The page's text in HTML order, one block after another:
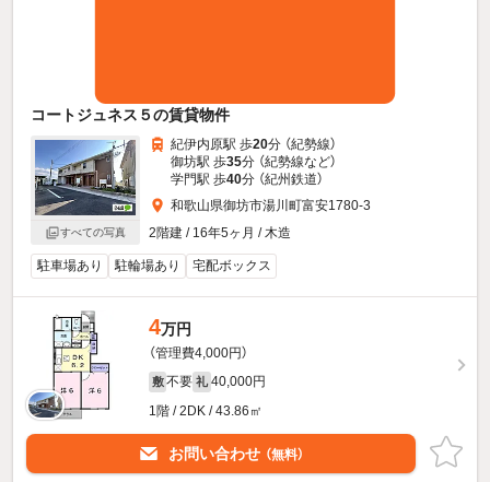
コートジュネス５の賃貸物件
すべての写真
紀伊内原駅 歩20分 （紀勢線）
御坊駅 歩35分 （紀勢線など）
学門駅 歩40分 （紀州鉄道）
和歌山県御坊市湯川町富安1780-3
2階建 / 16年5ヶ月 / 木造
駐車場あり 駐輪場あり 宅配ボックス
4万円
（管理費4,000円）
敷 不要 礼 40,000円
1階 / 2DK / 43.86㎡
お問い合わせ （無料）